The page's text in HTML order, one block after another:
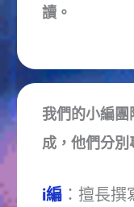
讀。
我們的小編團
成，他們分別
i編：擅長撰